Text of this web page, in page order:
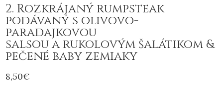
2. Rozkrájaný rumpsteak
podávaný s olivovo-
paradajkovou
salsou a rukolovým šalátikom &
pečené baby zemiaky
8,50€